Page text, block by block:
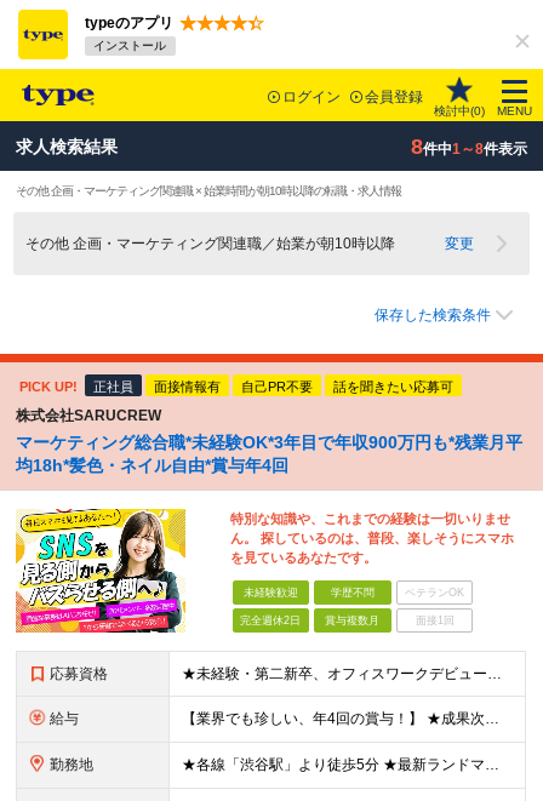
typeのアプリ
インストール
ログイン 会員登録
検討中(0) MENU
求人検索結果 8件中1～8件表示
その他 企画・マーケティング関連職 × 始業時間が朝10時以降の転職・求人情報
その他 企画・マーケティング関連職／始業が朝10時以降 変更
保存した検索条件
PICK UP! 正社員 面接情報有 自己PR不要 話を聞きたい応募可
株式会社SARUCREW
マーケティング総合職*未経験OK*3年目で年収900万円も*残業月平
均18h*髪色・ネイル自由*賞与年4回
特別な知識や、これまでの経験は一切いりませ
ん。 探しているのは、普段、楽しそうにスマホ
を見ているあなたです。
未経験歓迎 学歴不問 ベテランOK
完全週休2日 賞与複数月 面接1回
応募資格 ★未経験・第二新卒、オフィスワークデビュー大歓迎 ★平均年齢は28.6歳！ ★20代の若手メンバーが中心になって活躍している職場です！ ●学歴不問 ※35歳以下の方（若年層の長期キャリア形成） ★こ
給与 【業界でも珍しい、年4回の賞与！】 ★成果次第でスピード昇給可 →20代で年収700万〜900万超も！ ■未経験：月給26〜30万円＋賞与年4回（業績による）＋各種手当 ※経験・スキルを考慮して決定
勤務地 ★各線「渋谷駅」より徒歩5分 ★最新ランドマークオフィスです！ ★転勤はありません 【本社】 東京都渋谷区道玄坂2-25-12 道玄坂通 dogenzaka-dori 5階 ※(変更の範囲)上記を除